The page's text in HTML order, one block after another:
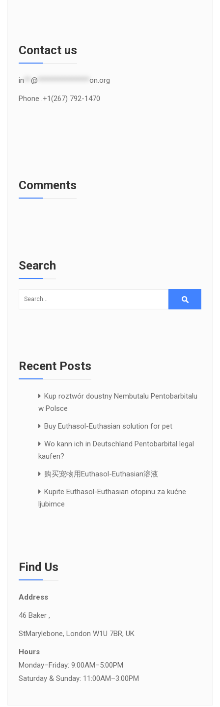
Contact us
in @ on.org
Phone .+1(267) 792-1470
Comments
Search
Recent Posts
Kup roztwór doustny Nembutalu Pentobarbitalu
w Polsce
Buy Euthasol-Euthasian solution for pet
Wo kann ich in Deutschland Pentobarbital legal
kaufen?
购买宠物用Euthasol-Euthasian溶液
Kupite Euthasol-Euthasian otopinu za kućne
ljubimce
Find Us
Address
46 Baker ,
StMarylebone, London W1U 7BR, UK
Hours
Monday–Friday: 9:00AM–5:00PM
Saturday & Sunday: 11:00AM–3:00PM